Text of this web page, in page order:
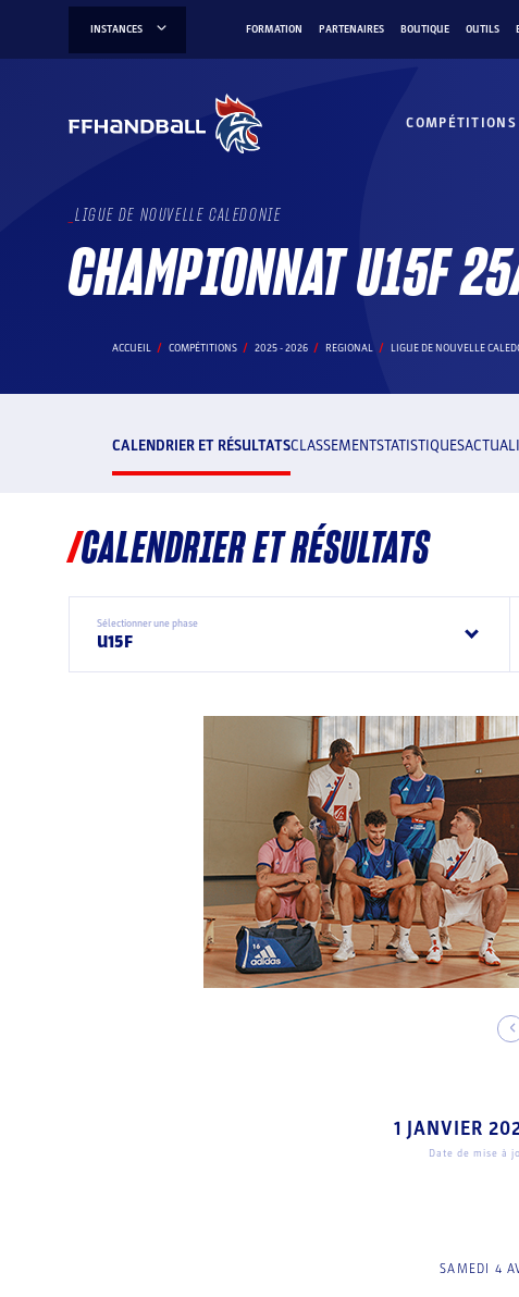
INSTANCES FORMATION PARTENAIRES BOUTIQUE OUTILS
COMPÉTITIONS
LIGUE DE NOUVELLE CALEDONIE
CHAMPIONNAT U15F
ACCUEIL COMPÉTITIONS 2025 - 2026 REGIONAL LIGUE DE NOUVELLE
CALENDRIER ET RÉSULTATSCLASSEMENTSTATISTIQUES
CALENDRIER ET RÉSULTATS
Sélectionner une phase
U15F
1 JANVIER
Date de mise à
SAMEDI 4